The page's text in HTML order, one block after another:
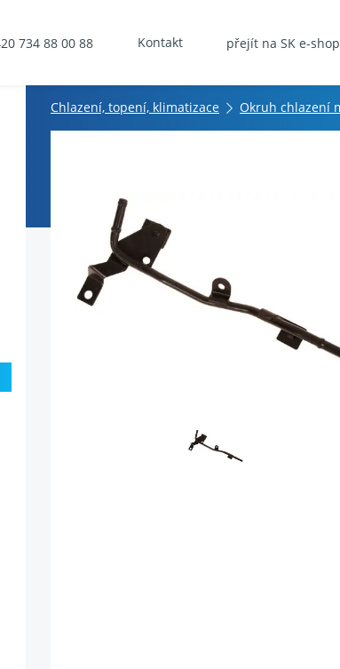
734 88 00 88 Kontakt přejít na SK e-shop
Chlazení, topení, klimatizace Okruh chlazení